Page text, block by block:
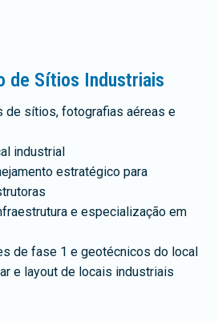
de Sítios Industriais
de sítios, fotografias aéreas e
industrial
estratégico para
e especialização em
de fase 1 e geotécnicos do local
e layout de locais industriais